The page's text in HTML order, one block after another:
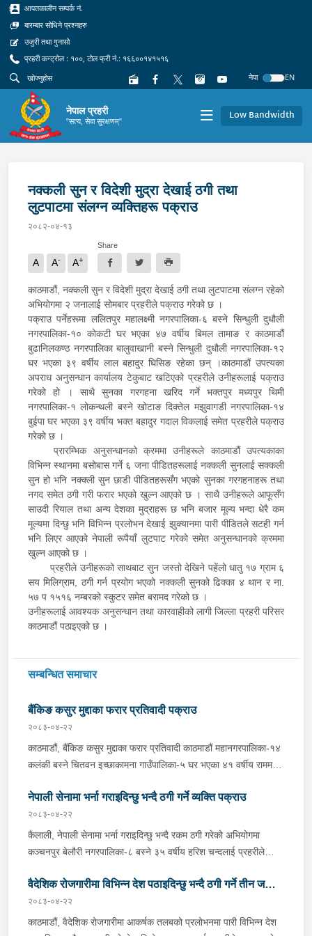
आपतकालीन सम्पर्क नं.
बारम्बार सोधिने प्रश्नहरु
उजुरी तथा गुनासो
प्रहरी कन्ट्रोल : १००, टोल फ्री नं.: १६६००१४१५१६
नेपा
EN
नेपाल प्रहरी
"सत्य, सेवा सुरक्षणम्" Low Bandwidth
नक्कली सुन र विदेशी मुद्रा देखाई ठगी तथा
लुटपाटमा संलग्न व्यक्तिहरू पक्राउ
२०८२-०४-१३
A A- A+
Share
काठमाडौं, नक्कली सुन र विदेशी मुद्रा देखाई ठगी तथा लुटपाटमा संलग्न रहेको
अभियोगमा २ जनालाई सोमबार प्रहरीले पक्राउ गरेको छ ।
पक्राउ पर्नेहरूमा ललितपुर महालक्ष्मी नगरपालिका-६ बस्ने सिन्धुली दुधौली
नगरपालिका-१० कोकटी घर भएका ४७ वर्षीय बिमल तामाङ र काठमाडौं
बुढानिलकण्ठ नगरपालिका बालुवाखानी बस्ने सिन्धुली दुधौली नगरपालिका-१२
घर भएका ३९ वर्षीय लाल बहादुर घिसिङ रहेका छन् ।काठमाडौं उपत्यका
अपराध अनुसन्धान कार्यालय टेकुबाट खटिएको प्रहरीले उनीहरूलाई पक्राउ
गरेको हो । साथै सुनका गरगहना खरिद गर्ने भक्तपुर मध्यपुर थिमी
नगरपालिका-१ लोकन्थली बस्ने खोटाङ दिक्तेल मझुवागडी नगरपालिका-१४
बुईपा घर भएका ३९ वर्षीय भक्त बहादुर गदाल विकलाई समेत प्रहरीले पक्राउ
गरेको छ ।
प्रारम्भिक अनुसन्धानको क्रममा उनीहरूले काठमाडौं उपत्यकाका
विभिन्न स्थानमा बसोबास गर्ने ६ जना पीडितहरूलाई नक्कली सुनलाई सक्कली
सुन हो भनि नक्क्ली सुन छाडी पीडितहरूसँग भएको सुनका गरगहनाहरू तथा
नगद समेत ठगी गरी फरार भएको खुल्न आएको छ । साथै उनीहरूले आफूसँग
साउदी रियाल तथा अन्य देशका मुद्राहरू छ भनि बजार मूल्य भन्दा धेरै कम
मूल्यमा दिन्छु भनि विभिन्न प्रलोभन देखाई झुक्यानमा पारी पीडितले सटही गर्न
भनि लिएर आएको नेपाली रूपैयाँ लुटपाट गरेको समेत अनुसन्धानको क्रममा
खुल्न आएको छ ।
प्रहरीले उनीहरूको साथबाट सुन जस्तो देखिने पहेंलो धातु १७ ग्राम ६
सय मिलिग्राम, ठगी गर्न प्रयोग भएको नक्कली सुनको ढिक्का ४ थान र ना.
५७ प १५१६ नम्बरको स्कुटर समेत बरामद गरेको छ ।
उनीहरूलाई आवश्यक अनुसन्धान तथा कारवाहीको लागी जिल्ला प्रहरी परिसर
काठमाडौं पठाइएको छ ।
सम्बन्धित समाचार
बैंकिङ कसुर मुद्दाका फरार प्रतिवादी पक्राउ
२०८३-०४-२२
काठमाडौं, बैंकिङ कसुर मुद्दाका फरार प्रतिवादी काठमाडौं महानगरपालिका-१४
कलंकी बस्ने चितवन इच्छाकामना गाउँपालिका-५ घर भएका ४१ वर्षीय राममणी
काठमाडौंको २०८२ असार १० गतेको फैसला उक्त मुद्दामा ७३ हजार ३ सय
९० रूपैयाँ जरिवाना, ५ दिन कैद र क्षतिपूर्ति बापत २ हजार ९ सय ३६ रूपैयाँ
पीडित राहत कोषमा जम्मा गराउने ठहर भई फरार रहेका उनलाई काठमाडौं
उपत्यका अपराध अनुसन्धान कार्यालय टेकुबाट खटिएको प्रहरीले काठमाडौं
कार्यान्वयनको लागि जिल्ला अदालत काठमाडौंमा पेश गरिएको छ ।
नेपाली सेनामा भर्ना गराइदिन्छु भन्दै ठगी गर्ने व्यक्ति पक्राउ
२०८३-०४-२२
कैलाली, नेपाली सेनामा भर्ना गराइदिन्छु भन्दै रकम ठगी गरेको अभियोगमा
कञ्चनपुर बेलौरी नगरपालिका-८ बस्ने ३५ वर्षीय हरिश चन्दलाई प्रहरीले
लाख ४० हजार रूपैयाँ असुली गरी ठगी गरेको भन्ने उजुरीको आधारमा इलाका
प्रहरी कार्यालय चिसापानीबाट खटिएको प्रहरीले उनलाई पक्राउ गरेको हो ।
उनी उपर जिल्ला अदालत कैलालीबाट म्याद थप अनुमति लिई यस सम्बन्धमा
वैदेशिक रोजगारीमा विभिन्न देश पठाइदिन्छु भन्दै ठगी गर्ने तीन जना
पक्राउ
२०८३-०४-२२
काठमाडौं, वैदेशिक रोजगारीमा आकर्षक तलबको प्रलोभनमा पारी विभिन्न देश